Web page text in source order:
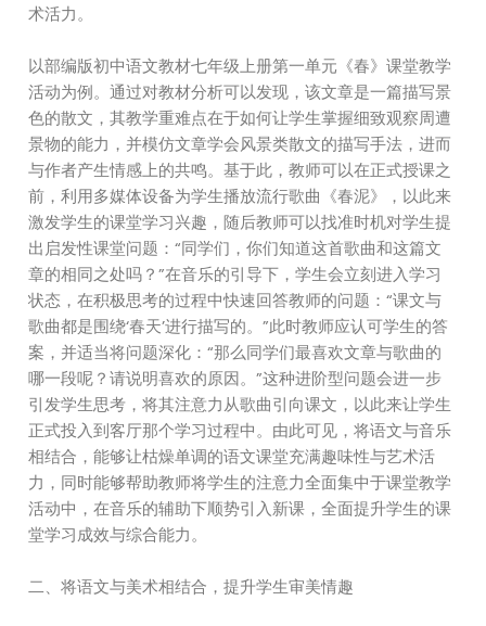
术活力。
以部编版初中语文教材七年级上册第一单元《春》课堂教学
活动为例。通过对教材分析可以发现，该文章是一篇描写景
色的散文，其教学重难点在于如何让学生掌握细致观察周遭
景物的能力，并模仿文章学会风景类散文的描写手法，进而
与作者产生情感上的共鸣。基于此，教师可以在正式授课之
前，利用多媒体设备为学生播放流行歌曲《春泥》，以此来
激发学生的课堂学习兴趣，随后教师可以找准时机对学生提
出启发性课堂问题：“同学们，你们知道这首歌曲和这篇文
章的相同之处吗？”在音乐的引导下，学生会立刻进入学习
状态，在积极思考的过程中快速回答教师的问题：“课文与
歌曲都是围绕‘春天’进行描写的。”此时教师应认可学生的答
案，并适当将问题深化：“那么同学们最喜欢文章与歌曲的
哪一段呢？请说明喜欢的原因。”这种进阶型问题会进一步
引发学生思考，将其注意力从歌曲引向课文，以此来让学生
正式投入到客厅那个学习过程中。由此可见，将语文与音乐
相结合，能够让枯燥单调的语文课堂充满趣味性与艺术活
力，同时能够帮助教师将学生的注意力全面集中于课堂教学
活动中，在音乐的辅助下顺势引入新课，全面提升学生的课
堂学习成效与综合能力。
二、将语文与美术相结合，提升学生审美情趣